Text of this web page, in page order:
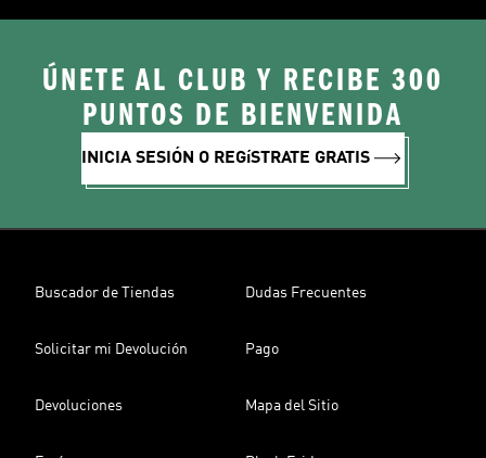
ÚNETE AL CLUB Y RECIBE 300
PUNTOS DE BIENVENIDA
INICIA SESIÓN O REGíSTRATE GRATIS
Buscador de Tiendas Dudas Frecuentes
Solicitar mi Devolución Pago
Devoluciones Mapa del Sitio